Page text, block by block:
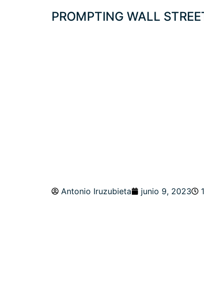
PROMPTING WALL
Antonio Iruzubieta junio 9, 2023